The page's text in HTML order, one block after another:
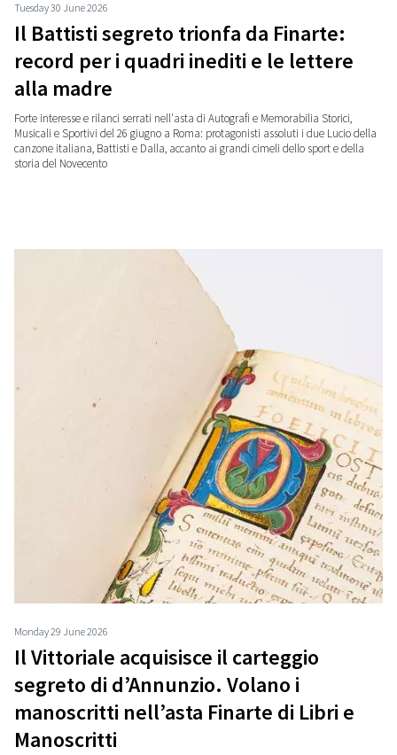
Tuesday 30 June 2026
Il Battisti segreto trionfa da Finarte:
record per i quadri inediti e le lettere
alla madre
Forte interesse e rilanci serrati nell'asta di Autografi e Memorabilia Storici,
Musicali e Sportivi del 26 giugno a Roma: protagonisti assoluti i due Lucio della
canzone italiana, Battisti e Dalla, accanto ai grandi cimeli dello sport e della
storia del Novecento
Monday 29 June 2026
Il Vittoriale acquisisce il carteggio
segreto di d’Annunzio. Volano i
manoscritti nell’asta Finarte di Libri e
Manoscritti